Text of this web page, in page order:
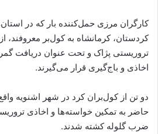
کارگران مرزی حمل‌کننده بار که در
کردستان، کرمانشاه به کول‌بر
تروریستی پژاک و تحت عنوان دریافت
اخاذی و باج‌گیری قرار می‌گیرند.
دو تن از کول‌بران کرد در شهر اشنویه
حاضر به تمکین خواسته‌ها و اخاذی
ضرب گلوله کشته شدند.